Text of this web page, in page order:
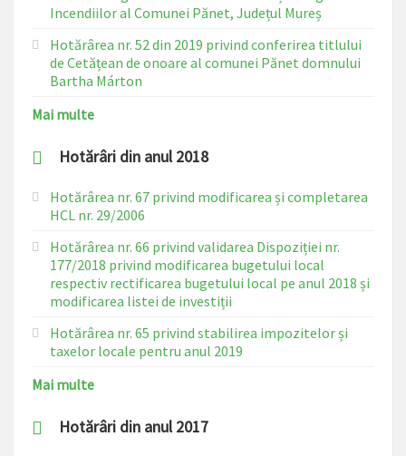
Incendiilor al Comunei Pănet, Județul Mureș
Hotărârea nr. 52 din 2019 privind conferirea titlului
de Cetățean de onoare al comunei Pănet domnului
Bartha Márton
Mai multe
Hotărâri din anul 2018
Hotărârea nr. 67 privind modificarea și completarea
HCL nr. 29/2006
Hotărârea nr. 66 privind validarea Dispoziției nr.
177/2018 privind modificarea bugetului local
respectiv rectificarea bugetului local pe anul 2018 și
modificarea listei de investiții
Hotărârea nr. 65 privind stabilirea impozitelor și
taxelor locale pentru anul 2019
Mai multe
Hotărâri din anul 2017